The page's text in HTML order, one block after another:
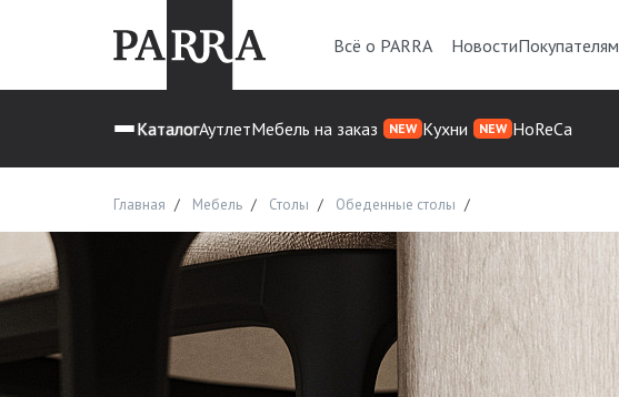
Всё о PARRA НовостиПокупателям
КаталогАутлетМебель на заказ NEW Кухни NEW HoReCa
Главная Мебель Столы Обеденные столы